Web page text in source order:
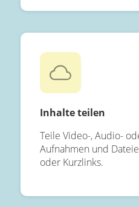
Inhalte teilen
Teile Video-, Audio-
Aufnahmen und
oder Kurzlinks.